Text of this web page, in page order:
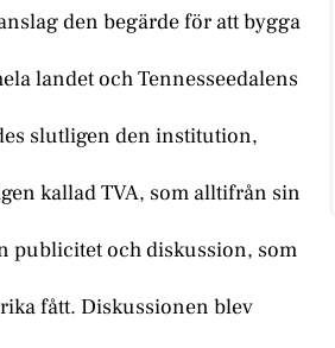
den begärde för att bygga
landet och Tennesseedalens
slutligen den institution,
kallad TVA, som alltifrån sin
publicitet och diskussion, som
fått. Diskussionen blev